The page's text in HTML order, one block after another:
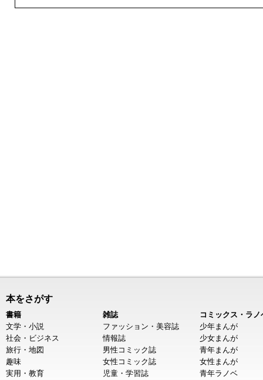
本をさがす
書籍
文学・小説
社会・ビジネス
旅行・地図
趣味
実用・教育
雑誌
ファッション・美容誌
情報誌
男性コミック誌
女性コミック誌
児童・学習誌
コミックス・ラノ
少年まんが
少女まんが
青年まんが
女性まんが
青年ラノベ